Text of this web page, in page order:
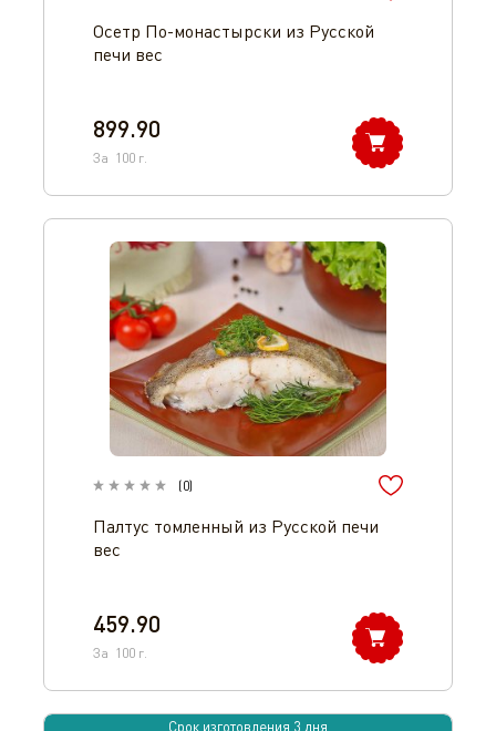
Осетр По-монастырски из Русской
печи вес
899.90
За 100 г.
(0)
Палтус томленный из Русской печи
вес
459.90
За 100 г.
Срок изготовления 3 дня